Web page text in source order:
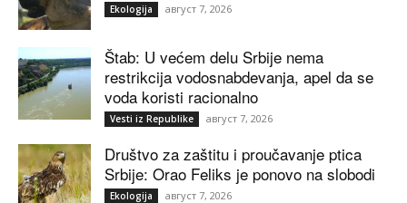
Ekologija август 7, 2026
Štab: U većem delu Srbije nema
restrikcija vodosnabdevanja, apel da se
voda koristi racionalno
Vesti iz Republike август 7, 2026
Društvo za zaštitu i proučavanje ptica
Srbije: Orao Feliks je ponovo na slobodi
Ekologija август 7, 2026